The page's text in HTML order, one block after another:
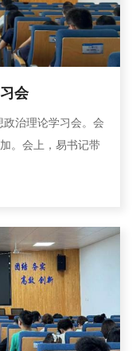
会
治理论学习会。会
。会上，易书记带
的重要讲话全文。
设的关键攻坚任
强，向着到2035年